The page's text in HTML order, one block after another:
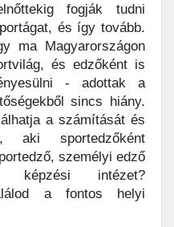
fogják tudni
és így tovább.
ma Magyarországon
és edzőként is
- adottak a
sincs hiány.
a számítását és
aki sportedzőként
személyi edző
képzési intézet?
a fontos helyi